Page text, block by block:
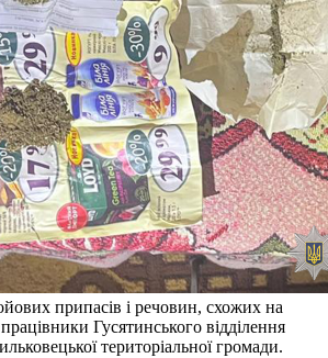
припасів і речовин, схожих на
Гусятинського відділення
територіальної громади.